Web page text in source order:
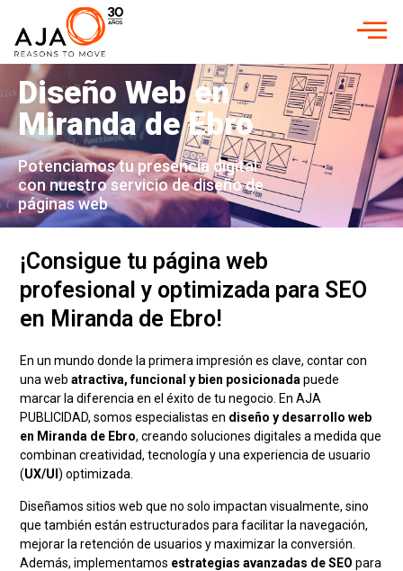
Diseño Web en
Miranda de Ebro
Potenciamos tu presencia digital
con nuestro servicio de diseño de
páginas web
¡Consigue tu página web
profesional y optimizada para SEO
en Miranda de Ebro!
En un mundo donde la primera impresión es clave, contar con
una webatractiva, funcional y bien posicionadapuede
marcar la diferencia en el éxito de tu negocio. En AJA
PUBLICIDAD, somos especialistas en diseño y desarrollo web
en Miranda de Ebro, creando soluciones digitales a medida que
combinan creatividad, tecnología y una experiencia de usuario
(UX/UI) optimizada.
Diseñamos sitios web que no solo impactan visualmente, sino
que también están estructurados para facilitar la navegación,
mejorar la retención de usuarios y maximizar la conversión.
Además, implementamos estrategias avanzadas de SEO para